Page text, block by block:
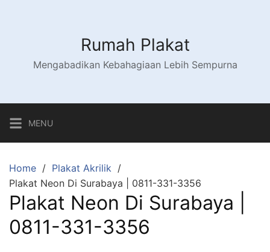
Rumah Plakat
Mengabadikan Kebahagiaan Lebih Sempurna
MENU
Home
Plakat Akrilik
Plakat Neon Di Surabaya | 0811-331-3356
Plakat Neon Di Surabaya |
0811-331-3356